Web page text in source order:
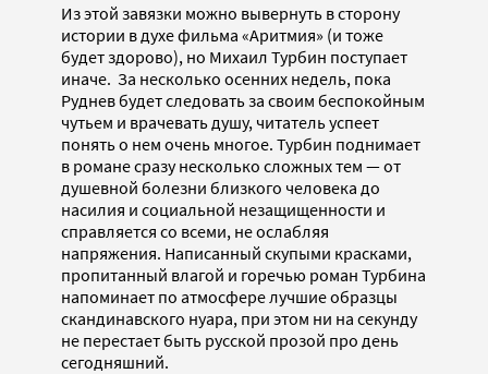
Из этой завязки можно вывернуть в сторону
истории в духе фильма «Аритмия» (и тоже
будет здорово), но Михаил Турбин поступает
иначе. За несколько осенних недель, пока
Руднев будет следовать за своим беспокойным
чутьем и врачевать душу, читатель успеет
понять о нем очень многое. Турбин поднимает
в романе сразу несколько сложных тем — от
душевной болезни близкого человека до
насилия и социальной незащищенности и
справляется со всеми, не ослабляя
напряжения. Написанный скупыми красками,
пропитанный влагой и горечью роман Турбина
напоминает по атмосфере лучшие образцы
скандинавского нуара, при этом ни на секунду
не перестает быть русской прозой про день
сегодняшний.